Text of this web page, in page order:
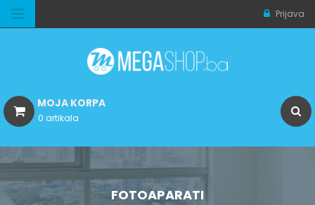
Prijava
MOJA KORPA
0 artikala
FOTOAPARATI